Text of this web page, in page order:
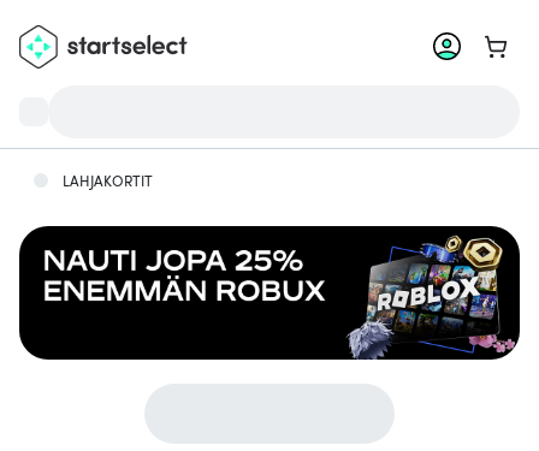
LAHJAKORTIT